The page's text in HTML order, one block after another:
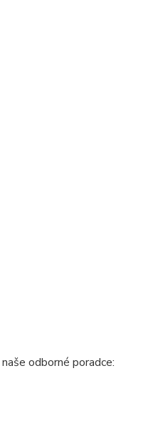
odborné poradce: